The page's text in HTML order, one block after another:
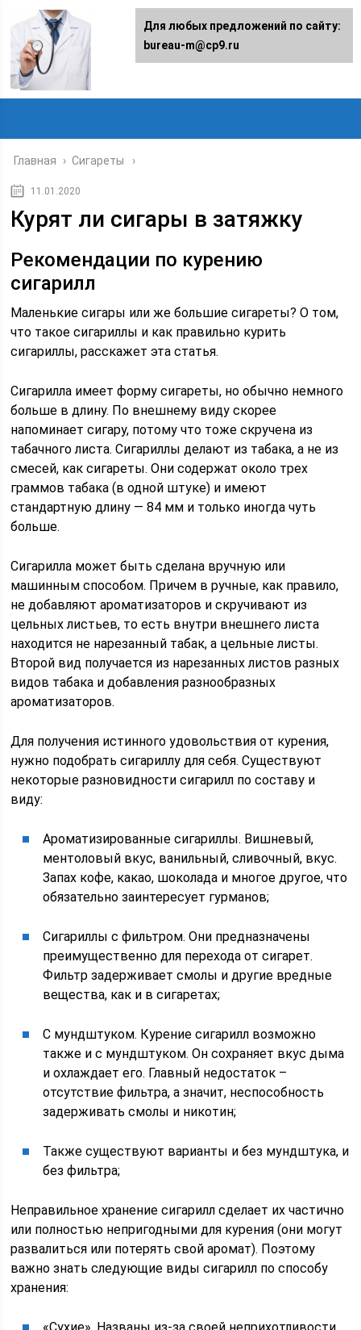
Главная › Сигареты
11.01.2020
Курят ли сигары в затяжку
Рекомендации по курению
сигарилл
Маленькие сигары или же большие сигареты? О том,
что такое сигариллы и как правильно курить
сигариллы, расскажет эта статья.
Сигарилла имеет форму сигареты, но обычно немного
больше в длину. По внешнему виду скорее
напоминает сигару, потому что тоже скручена из
табачного листа. Сигариллы делают из табака, а не из
смесей, как сигареты. Они содержат около трех
граммов табака (в одной штуке) и имеют
стандартную длину — 84 мм и только иногда чуть
больше.
Сигарилла может быть сделана вручную или
машинным способом. Причем в ручные, как правило,
не добавляют ароматизаторов и скручивают из
цельных листьев, то есть внутри внешнего листа
находится не нарезанный табак, а цельные листы.
Второй вид получается из нарезанных листов разных
видов табака и добавления разнообразных
ароматизаторов.
Для получения истинного удовольствия от курения,
нужно подобрать сигариллу для себя. Существуют
некоторые разновидности сигарилл по составу и
виду:
Ароматизированные сигариллы. Вишневый,
ментоловый вкус, ванильный, сливочный, вкус.
Запах кофе, какао, шоколада и многое другое, что
обязательно заинтересует гурманов;
Сигариллы с фильтром. Они предназначены
преимущественно для перехода от сигарет.
Фильтр задерживает смолы и другие вредные
вещества, как и в сигаретах;
С мундштуком. Курение сигарилл возможно
также и с мундштуком. Он сохраняет вкус дыма
и охлаждает его. Главный недостаток –
отсутствие фильтра, а значит, неспособность
задерживать смолы и никотин;
Также существуют варианты и без мундштука, и
без фильтра;
Неправильное хранение сигарилл сделает их частично
или полностью непригодными для курения (они могут
развалиться или потерять свой аромат). Поэтому
важно знать следующие виды сигарилл по способу
хранения:
Для любых предложений по сайту:
bureau-m@cp9.ru